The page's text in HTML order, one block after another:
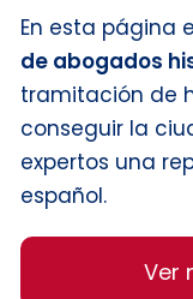
En esta página
de abogados
tramitación de
conseguir la
expertos una
español.
Ver